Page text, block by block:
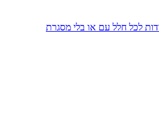
לכל חלל עם או בלי מסגרת